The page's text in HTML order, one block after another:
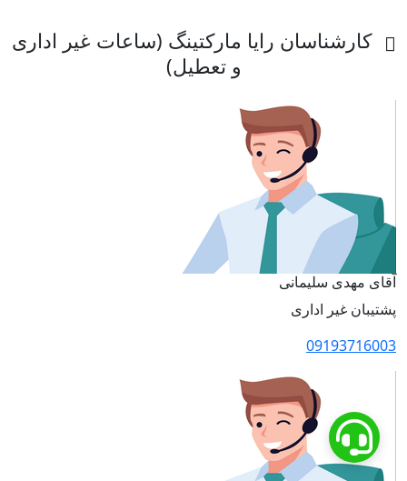
کارشناسان رایا مارکتینگ (ساعات غیر اداری
و تعطیل)
آقای مهدی سلیمانی
پشتیبان غیر اداری
09193716003